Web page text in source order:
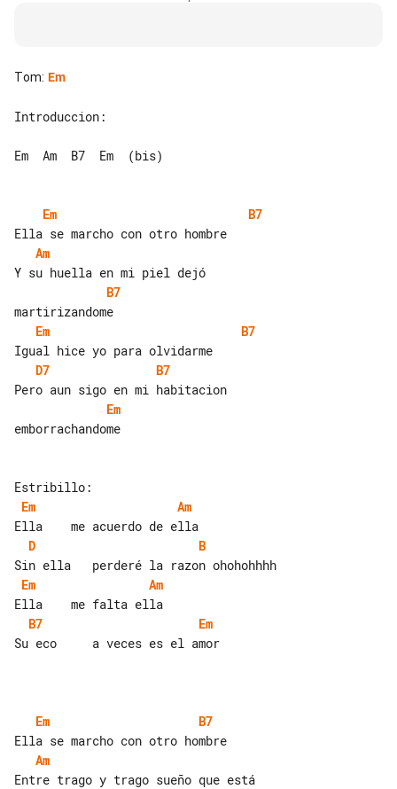
Tom: Em
Introduccion:
Em  Am  B7  Em  (bis)
Em
B7
Am
B7
Em
B7
D7
B7
Em
emborrachandome
Em
Am
D
B
Em
Am
B7
Em
Su eco     a veces es el amor
Em
B7
Am